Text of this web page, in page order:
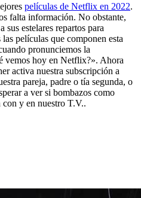
películas de Netflix en 2022.
falta información. No obstante,
sus estelares repartos para
películas que componen esta
pronunciemos la
vemos hoy en Netflix?». Ahora
activa nuestra subscripción a
pareja, padre o tía segunda, o
a ver si bombazos como
y en nuestro T.V..